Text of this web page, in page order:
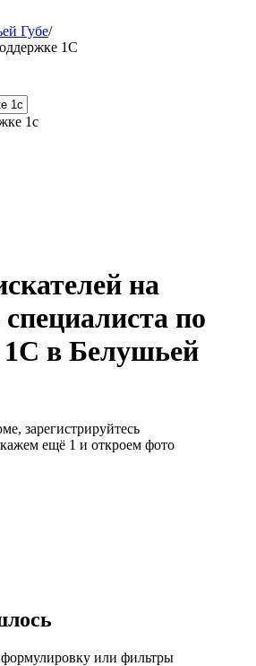
Губе/
1С
1с
на
по
1С в Белушьей
зарегистрируйтесь
ещё 1 и откроем фото
или фильтры